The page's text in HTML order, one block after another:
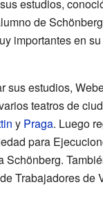
estudios,
de
importantes en
sus estudios,
teatros de
y Praga. Luego
para
Schönberg.
Trabajadores de